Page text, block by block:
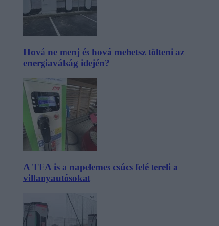
Hová ne menj és hová mehetsz tölteni az
energiaválság idején?
A TEA is a napelemes csúcs felé tereli a
villanyautósokat